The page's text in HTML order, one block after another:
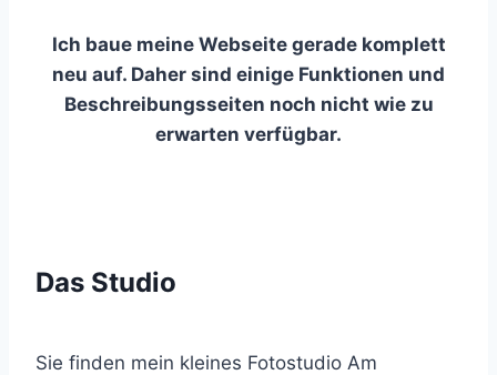
Ich baue meine Webseite gerade komplett
neu auf. Daher sind einige Funktionen und
Beschreibungsseiten noch nicht wie zu
erwarten verfügbar.
Das Studio
Sie finden mein kleines Fotostudio Am